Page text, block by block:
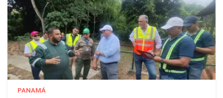
PANAMÁ